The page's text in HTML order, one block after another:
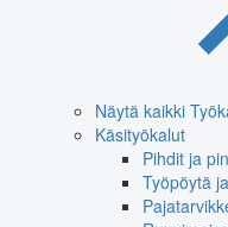
Näytä kaikki
Käsityökalut
Pihdit ja
Työpöytä